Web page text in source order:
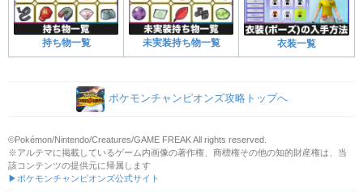
持ち物一覧 未実装持ち物一覧 衣装一覧
ポケモンチャンピオンズ攻略トップへ
©Pokémon/Nintendo/Creatures/GAME FREAK All rights reserved.
※アルテマに掲載しているゲーム内画像の著作権、商標権その他の知的財産権は、当
該コンテンツの提供元に帰属します
▶ポケモンチャンピオンズ公式サイト